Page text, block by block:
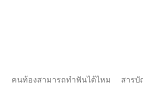
คนท้องสามารถทำฟันได้ไหม สารบั